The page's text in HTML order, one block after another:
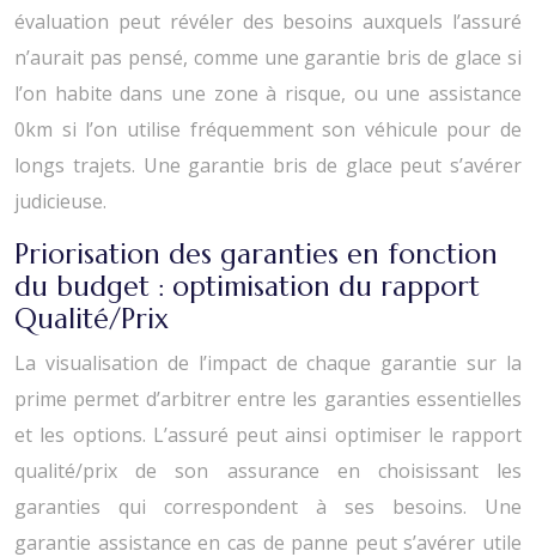
évaluation peut révéler des besoins auxquels l’assuré
n’aurait pas pensé, comme une garantie bris de glace si
l’on habite dans une zone à risque, ou une assistance
0km si l’on utilise fréquemment son véhicule pour de
longs trajets. Une garantie bris de glace peut s’avérer
judicieuse.
Priorisation des garanties en fonction
du budget : optimisation du rapport
Qualité/Prix
La visualisation de l’impact de chaque garantie sur la
prime permet d’arbitrer entre les garanties essentielles
et les options. L’assuré peut ainsi optimiser le rapport
qualité/prix de son assurance en choisissant les
garanties qui correspondent à ses besoins. Une
garantie assistance en cas de panne peut s’avérer utile